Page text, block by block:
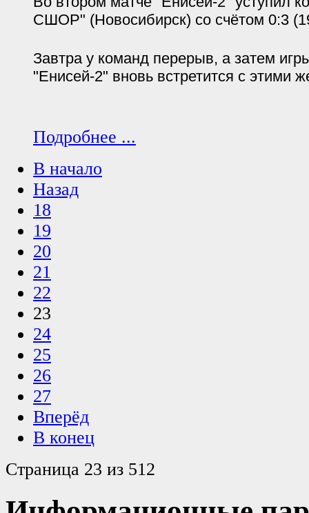
СШОР" (Новосибирск) со счётом 0:3
Завтра у команд перерыв, а затем
"Енисей-2" вновь встретится с этими
Подробнее ...
В начало
Назад
18
19
20
21
22
23
24
25
26
27
Вперёд
В конец
Страница 23 из 512